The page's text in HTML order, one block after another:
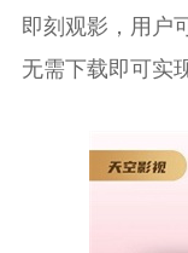
即刻观影，用户
无需下载即可实